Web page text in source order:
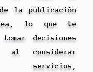
la publicación
lo que te
decisiones
al considerar
servicios,